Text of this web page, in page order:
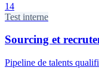
14
Test interne
Sourcing et
Pipeline de talents